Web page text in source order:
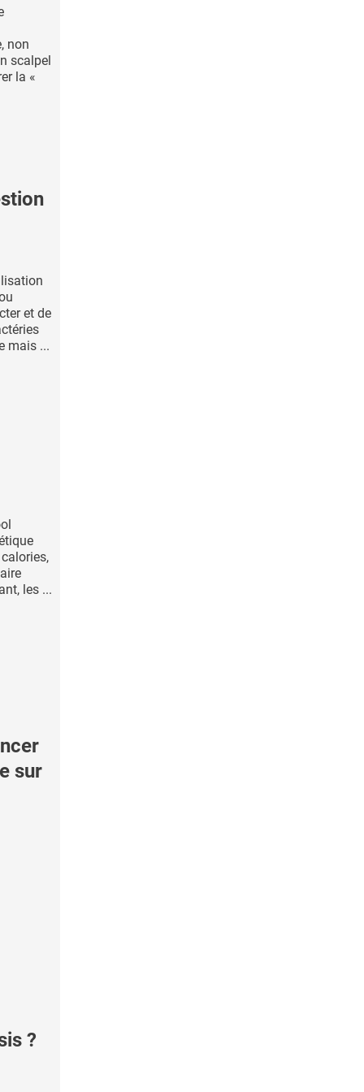
non
scalpel
la «
et de
mais ...
calories,
les ...
sur
?